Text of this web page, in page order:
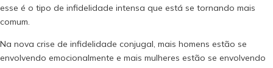
esse é o tipo de infidelidade intensa que está se tornando mais
comum.
Na nova crise de infidelidade conjugal, mais homens estão se
envolvendo emocionalmente e mais mulheres estão se envolvendo